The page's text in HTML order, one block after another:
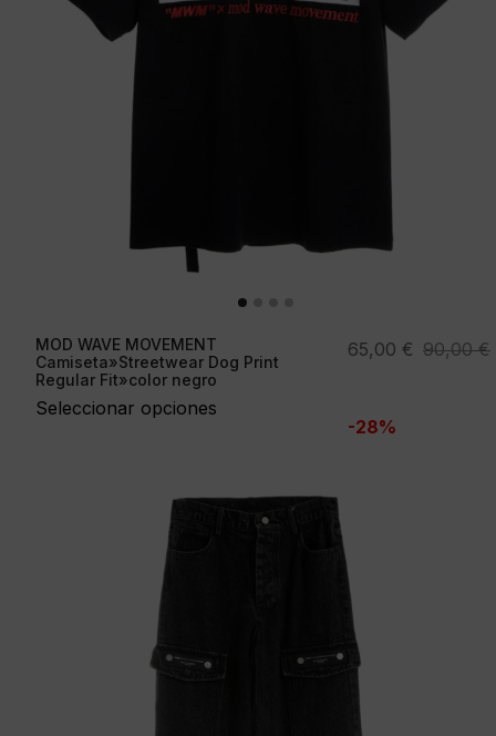
MOD WAVE MOVEMENT
Camiseta»Streetwear Dog Print
Regular Fit»color negro
Seleccionar opciones
90,00€
El
era:
65,00 €
El
es:
-28%